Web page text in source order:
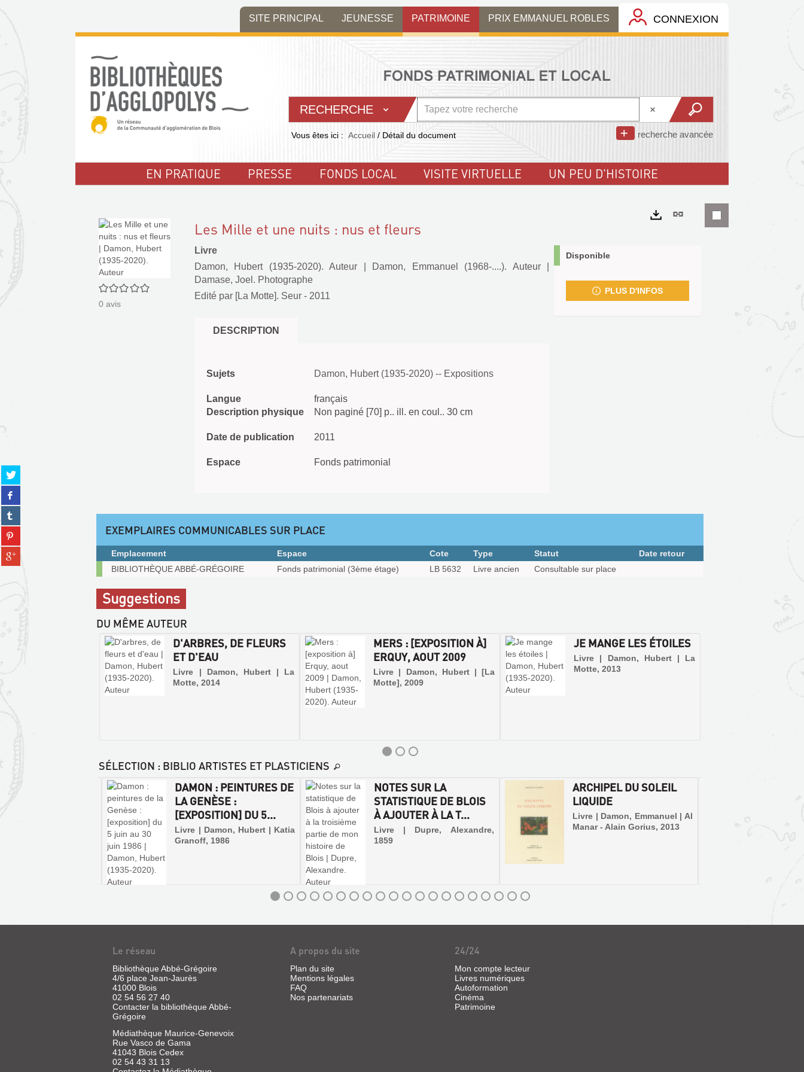
menu
contenu
la
SITE PRINCIPAL JEUNESSE PATRIMOINE PRIX EMMANUEL ROBLES CONNEXION
RECHERCHE
recherche avancée
Vous êtes ici : Accueil / Détail du document
EN PRATIQUE PRESSE FONDS LOCAL VISITE VIRTUELLE UN PEU D'HISTOIRE
Partager
sur
twitter
(Nouvelle
fenêtre)
Partager
sur
facebook
(Nouvelle
fenêtre)
Partager
sur
tumblr
(Nouvelle
fenêtre)
Partager
sur
pinterest
(Nouvelle
Partager
sur
0/5
0 avis
Les Mille et une nuits : nus et fleurs
Livre
Damon, Hubert (1935-2020). Auteur
Damon, Emmanuel (1968-....). Auteur|
Damase, Joel. Photographe
Edité par [La Motte]. Seur - 2011
DESCRIPTION
Sujets Damon, Hubert (1935-2020) -- Expositions
Langue
français
Description physique
Non paginé [70] p.. ill. en coul.. 30 cm
Date de publication 2011
Espace Fonds patrimonial
Lien
Disponible
PLUS D'INFOS
EXEMPLAIRES COMMUNICABLES SUR PLACE
Exemplaires
communicables
sur
place
Emplacement Espace Cote Type Statut
Date retour
BIBLIOTHÈQUE ABBÉ-GRÉGOIRE
Fonds patrimonial (3ème étage) LB 5632 Livre ancien Consultable sur place
Suggestions
DU MÊME AUTEUR
MERS : [EXPOSITION À]
ERQUY, AOUT 2009
Livre | Damon, Hubert | [La
Motte], 2009
JE MANGE LES ÉTOILES
Livre | Damon, Hubert | La
Motte, 2013
D'ARBRES, DE FLEURS
ET D'EAU
Livre | Damon, Hubert | La
Motte, 2014
MERS
[EXPOSITION
À]
ERQUY,
AOUT
2009
Livre
Damon,
Hubert
SÉLECTION : BIBLIO ARTISTES ET PLASTICIENS
NOTES SUR LA
STATISTIQUE DE BLOIS
À AJOUTER À LA T...
Livre | Dupre, Alexandre,
1859
ARCHIPEL DU SOLEIL
LIQUIDE
Livre | Damon, Emmanuel | Al
Manar - Alain Gorius, 2013
DAMON : PEINTURES DE
LA GENÈSE :
[EXPOSITION] DU 5...
Livre | Damon, Hubert | Katia
Granoff, 1986
Le réseau
Bibliothèque Abbé-Grégoire
4/6 place Jean-Jaurès
41000 Blois
02 54 56 27 40
Contacter la bibliothèque Abbé-
Grégoire
Médiathèque Maurice-Genevoix
Rue Vasco de Gama
41043 Blois Cedex
02 54 43 31 13
A propos du site
Plan du site
Mentions légales
FAQ
Nos partenariats
24/24
Mon compte lecteur
Livres numériques
Autoformation
Cinéma
Patrimoine